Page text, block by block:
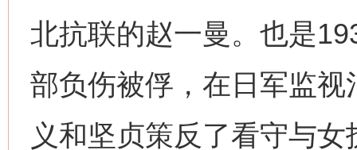
北抗联的赵一曼。也是
部负伤被俘，在日军监
义和坚贞策反了看守与女